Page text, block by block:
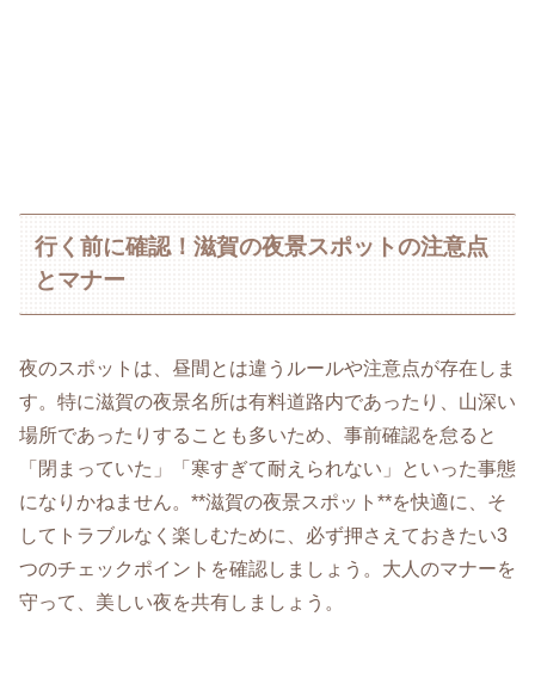
行く前に確認！滋賀の夜景スポットの注意点
とマナー
夜のスポットは、昼間とは違うルールや注意点が存在しま
す。特に滋賀の夜景名所は有料道路内であったり、山深い
場所であったりすることも多いため、事前確認を怠ると
「閉まっていた」「寒すぎて耐えられない」といった事態
になりかねません。**滋賀の夜景スポット**を快適に、そ
してトラブルなく楽しむために、必ず押さえておきたい3
つのチェックポイントを確認しましょう。大人のマナーを
守って、美しい夜を共有しましょう。